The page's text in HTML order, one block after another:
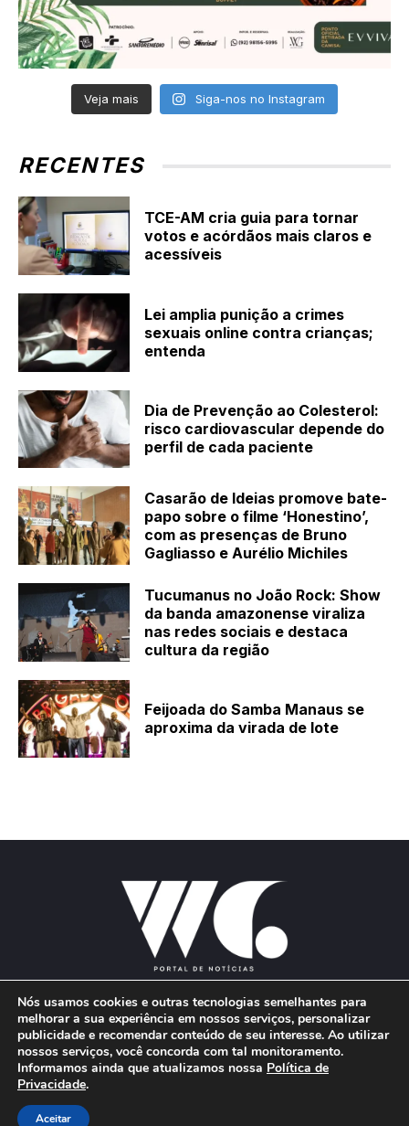
Veja mais Siga-nos no Instagram
RECENTES
TCE-AM cria guia para tornar
votos e acórdãos mais claros e
acessíveis
Lei amplia punição a crimes
sexuais online contra crianças;
entenda
Dia de Prevenção ao Colesterol:
risco cardiovascular depende do
perfil de cada paciente
Casarão de Ideias promove bate-
papo sobre o filme ‘Honestino’,
com as presenças de Bruno
Gagliasso e Aurélio Michiles
Tucumanus no João Rock: Show
da banda amazonense viraliza
nas redes sociais e destaca
cultura da região
Feijoada do Samba Manaus se
aproxima da virada de lote
E-mail: wgproducoes2018@gmail.com
© 2026 Portal W&G - Desenvolvido por
Nós usamos cookies e outras tecnologias semelhantes para
melhorar a sua experiência em nossos serviços, personalizar
publicidade e recomendar conteúdo de seu interesse. Ao utilizar
nossos serviços, você concorda com tal monitoramento.
Informamos ainda que atualizamos nossa Política de
Privacidade.
Aceitar